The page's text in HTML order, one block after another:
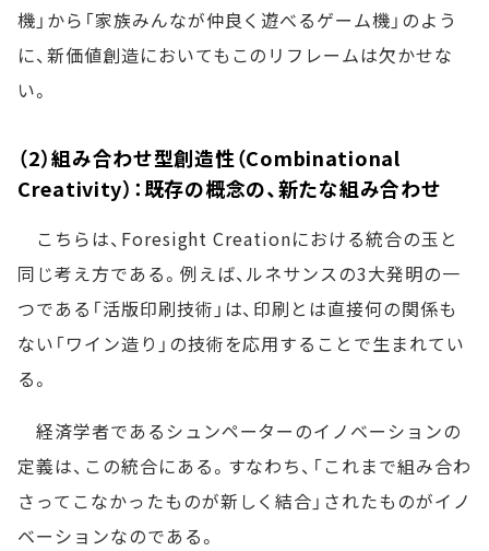
機」から「家族みんなが仲良く遊べるゲーム機」のよう
に、新価値創造においてもこのリフレームは欠かせな
い。
（2）組み合わせ型創造性（Combinational
Creativity）：既存の概念の、新たな組み合わせ
こちらは、Foresight Creationにおける統合の玉と
同じ考え方である。例えば、ルネサンスの3大発明の一
つである「活版印刷技術」は、印刷とは直接何の関係も
ない「ワイン造り」の技術を応用することで生まれてい
る。
経済学者であるシュンペーターのイノベーションの
定義は、この統合にある。すなわち、「これまで組み合わ
さってこなかったものが新しく結合」されたものがイノ
ベーションなのである。